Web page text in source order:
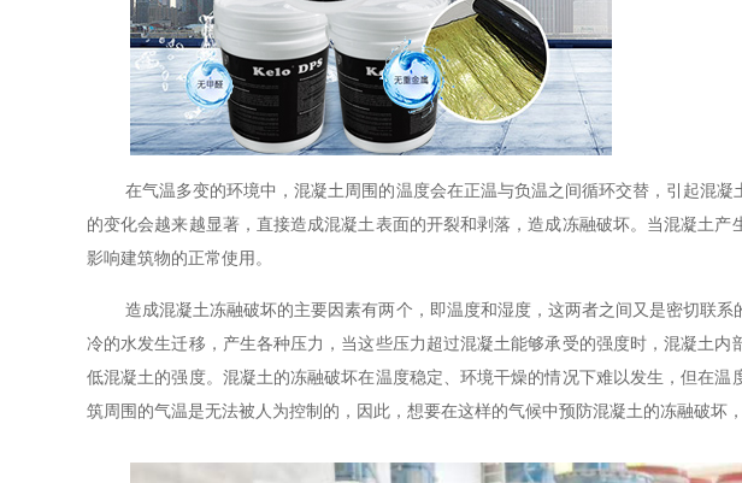
在气温多变的环境中，混凝土周围的温度会在正温与负温之间循环交替，引起混
的变化会越来越显著，直接造成混凝土表面的开裂和剥落，造成冻融破坏。当混凝土
影响建筑物的正常使用。
造成混凝土冻融破坏的主要因素有两个，即温度和湿度，这两者之间又是密切联
冷的水发生迁移，产生各种压力，当这些压力超过混凝土能够承受的强度时，混凝土
低混凝土的强度。混凝土的冻融破坏在温度稳定、环境干燥的情况下难以发生，但在
筑周围的气温是无法被人为控制的，因此，想要在这样的气候中预防混凝土的冻融破坏